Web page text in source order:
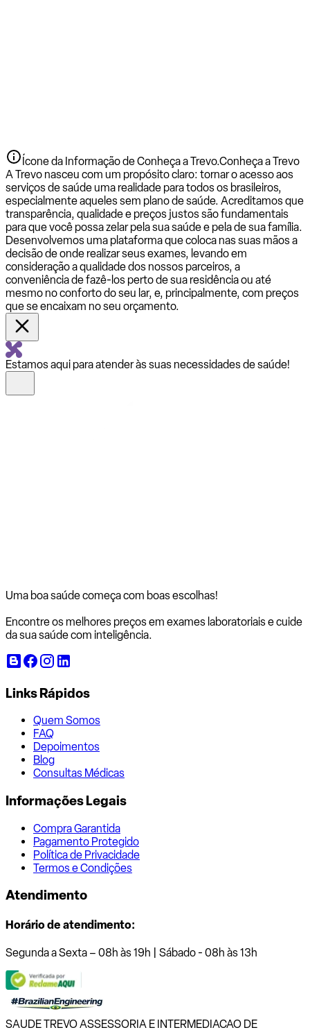
Ícone da Informação de Conheça a Trevo.Conheça a Trevo
A Trevo nasceu com um propósito claro: tornar o acesso aos
serviços de saúde uma realidade para todos os brasileiros,
especialmente aqueles sem plano de saúde. Acreditamos que
transparência, qualidade e preços justos são fundamentais
para que você possa zelar pela sua saúde e pela de sua família.
Desenvolvemos uma plataforma que coloca nas suas mãos a
decisão de onde realizar seus exames, levando em
consideração a qualidade dos nossos parceiros, a
conveniência de fazê-los perto de sua residência ou até
mesmo no conforto do seu lar, e, principalmente, com preços
que se encaixam no seu orçamento.
Estamos aqui para atender às suas necessidades de saúde!
Uma boa saúde começa com boas escolhas!
Encontre os melhores preços em exames laboratoriais e cuide
da sua saúde com inteligência.
Links Rápidos
Quem Somos
FAQ
Depoimentos
Blog
Consultas Médicas
Informações Legais
Compra Garantida
Pagamento Protegido
Política de Privacidade
Termos e Condições
Atendimento
Horário de atendimento:
Segunda a Sexta – 08h às 19h | Sábado - 08h às 13h
SAUDE TREVO ASSESSORIA E INTERMEDIACAO DE